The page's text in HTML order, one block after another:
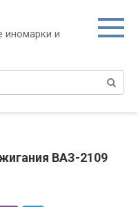
иномарки и
ВАЗ-2109